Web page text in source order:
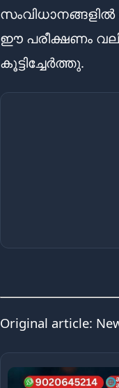
ഈ പരീക്ഷണം
കൂട്ടിച്ചേർത്തു.
Original article: